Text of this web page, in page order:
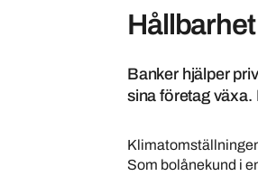
Hållbarhet
Banker hjälper
sina företag växa.
Som bolånekund i